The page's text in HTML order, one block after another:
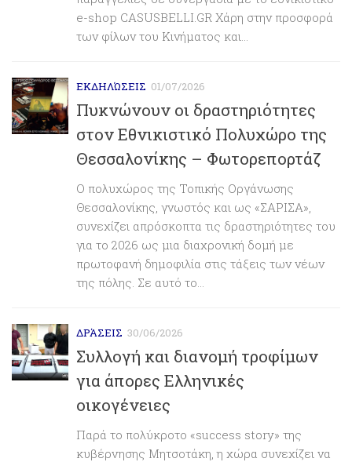
e-shop CASUSBELLI.GR Χάρη στην προσφορά
των φίλων του Κινήματος και...
ΕΚΔΗΛΏΣΕΙΣ 01/07/2026
Πυκνώνουν οι δραστηριότητες
στον Εθνικιστικό Πολυχώρο της
Θεσσαλονίκης – Φωτορεπορτάζ
Ο πολυχώρος της Τοπικής Οργάνωσης
Θεσσαλονίκης, γνωστός και ως «ΣΑΡΙΣΑ»,
συνεχίζει απρόσκοπτα τις δραστηριότητες του
για το 2026 ως μια διαχρονική δομή με
πρωτοφανή δημοφιλία στις τάξεις των νέων
της πόλης. Σε αυτό το...
ΔΡΆΣΕΙΣ 30/06/2026
Συλλογή και διανομή τροφίμων
για άπορες Ελληνικές
οικογένειες
Παρά το πολύκροτο «success story» της
κυβέρνησης Μητσοτάκη, η χώρα συνεχίζει να